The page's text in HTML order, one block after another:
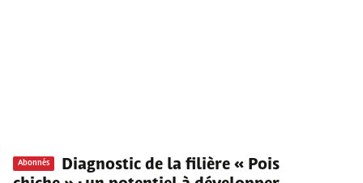
Abonnés
Diagnostic de la filière « Pois